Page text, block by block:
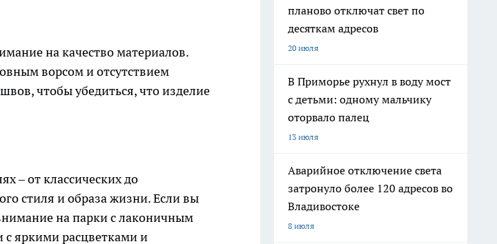
на качество материалов.
ворсом и отсутствием
чтобы убедиться, что изделие
– от классических до
стиля и образа жизни. Если вы
на парки с лаконичным
с яркими расцветками и
планово отключат свет по
десяткам адресов
20 июля
В Приморье рухнул в воду мост
с детьми: одному мальчику
оторвало палец
13 июля
Аварийное отключение света
затронуло более 120 адресов во
Владивостоке
8 июля